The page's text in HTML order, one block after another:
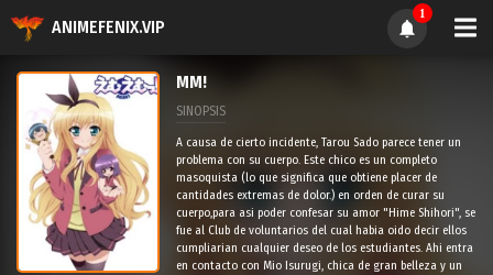
ANIMEFENIX.VIP
1
MM!
SINOPSIS
A causa de cierto incidente, Tarou Sado parece tener un
problema con su cuerpo. Este chico es un completo
masoquista (lo que significa que obtiene placer de
cantidades extremas de dolor.) en orden de curar su
cuerpo,para asi poder confesar su amor "Hime Shihori", se
fue al Club de voluntarios del cual habia oido decir ellos
cumpliarian cualquier deseo de los estudiantes. Ahi entra
en contacto con Mio Isurugi, chica de gran belleza y un